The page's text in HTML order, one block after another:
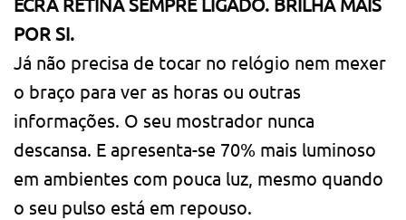
POR SI.
Já não precisa de tocar no relógio nem mexer
o braço para ver as horas ou outras
informações. O seu mostrador nunca
descansa. E apresenta-se 70% mais luminoso
em ambientes com pouca luz, mesmo quando
o seu pulso está em repouso.